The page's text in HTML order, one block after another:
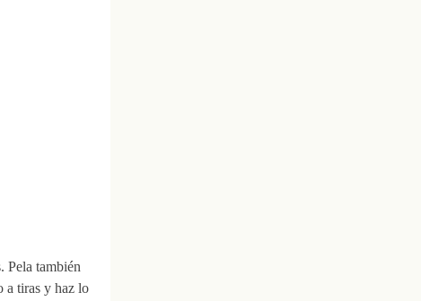
Pela también
a tiras y haz lo